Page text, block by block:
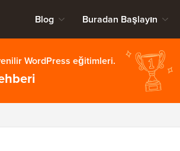
Blog Buradan Başlayın
WordPress eğitimleri.